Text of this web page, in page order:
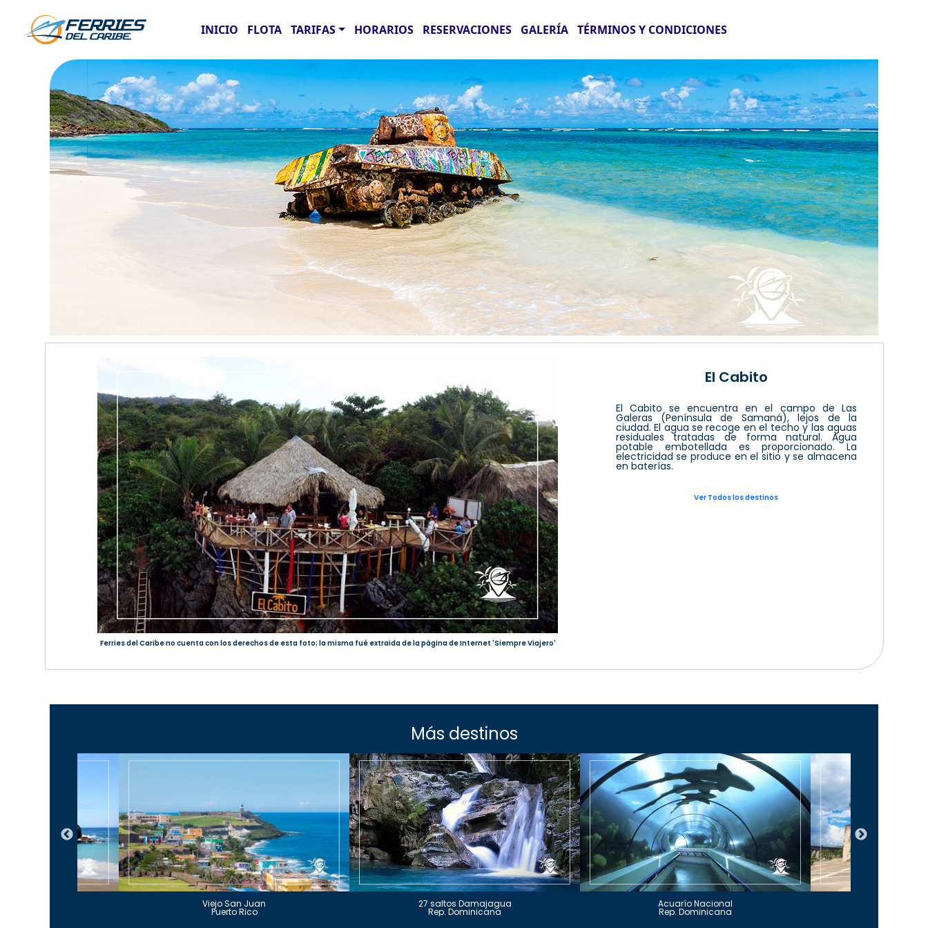
INICIO FLOTA TARIFAS HORARIOS RESERVACIONES GALERÍA TÉRMINOS Y CONDICIONES
Ferries del Caribe no cuenta con los derechos de esta foto; la misma fué extraida de la página de Internet 'Siempre Viajero'
El Cabito
El Cabito se encuentra en el campo de Las
Galeras (Península de Samaná), lejos de la
ciudad. El agua se recoge en el techo y las aguas
residuales tratadas de forma natural. Agua
potable embotellada es proporcionado. La
electricidad se produce en el sitio y se almacena
en baterías.
Ver Todos los destinos
Más destinos
Viejo San Juan
Puerto Rico
27 saltos Damajagua
Rep. Dominicana
Acuarío Nacional
Rep. Dominicana